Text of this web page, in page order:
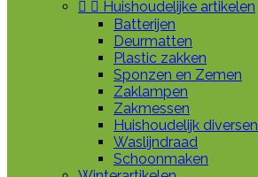
  Huishoudelijke artikelen
Batterijen
Deurmatten
Plastic zakken
Sponzen en Zemen
Zaklampen
Zakmessen
Huishoudelijk diversen
Waslijndraad
Schoonmaken